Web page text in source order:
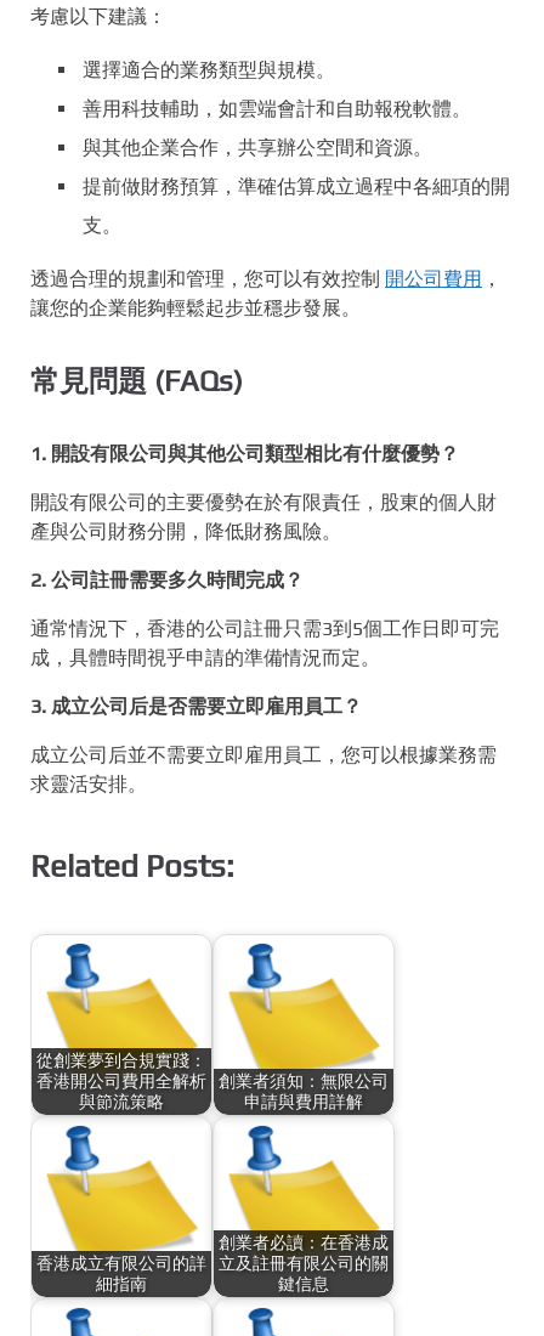
考慮以下建議：
選擇適合的業務類型與規模。
善用科技輔助，如雲端會計和自助報稅軟體。
與其他企業合作，共享辦公空間和資源。
提前做財務預算，準確估算成立過程中各細項的開
支。
透過合理的規劃和管理，您可以有效控制 開公司費用 ，
讓您的企業能夠輕鬆起步並穩步發展。
常見問題 (FAQs)
1. 開設有限公司與其他公司類型相比有什麼優勢？
開設有限公司的主要優勢在於有限責任，股東的個人財
產與公司財務分開，降低財務風險。
2. 公司註冊需要多久時間完成？
通常情況下，香港的公司註冊只需3到5個工作日即可完
成，具體時間視乎申請的準備情況而定。
3. 成立公司后是否需要立即雇用員工？
成立公司后並不需要立即雇用員工，您可以根據業務需
求靈活安排。
Related Posts:
從創業夢到合規實踐：
香港開公司費用全解析
與節流策略
創業者須知：無限公司
申請與費用詳解
香港成立有限公司的詳
細指南
創業者必讀：在香港成
立及註冊有限公司的關
鍵信息